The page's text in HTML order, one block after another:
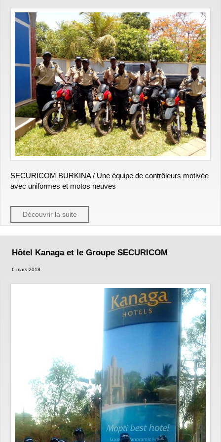
SECURICOM BURKINA / Une équipe de contrôleurs motivée
avec uniformes et motos neuves
Découvrir la suite
Hôtel Kanaga et le Groupe SECURICOM
6 mars 2018